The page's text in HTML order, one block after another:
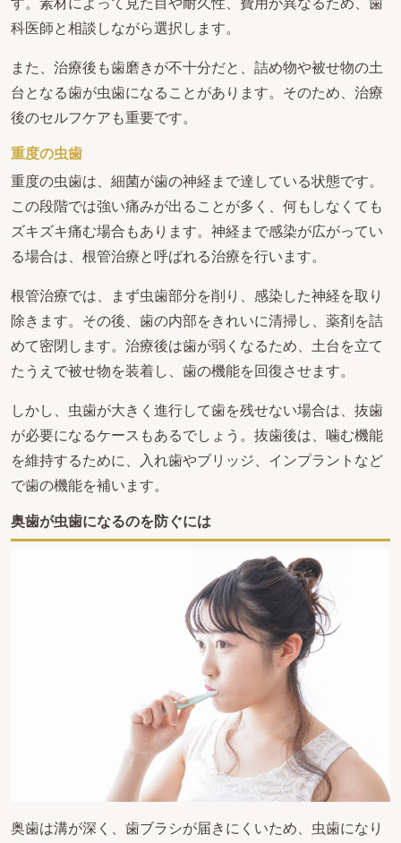
科医師と相談しながら選択します。
また、治療後も歯磨きが不十分だと、詰め物や被せ物の土
台となる歯が虫歯になることがあります。そのため、治療
後のセルフケアも重要です。
重度の虫歯
重度の虫歯は、細菌が歯の神経まで達している状態です。
この段階では強い痛みが出ることが多く、何もしなくても
ズキズキ痛む場合もあります。神経まで感染が広がってい
る場合は、根管治療と呼ばれる治療を行います。
根管治療では、まず虫歯部分を削り、感染した神経を取り
除きます。その後、歯の内部をきれいに清掃し、薬剤を詰
めて密閉します。治療後は歯が弱くなるため、土台を立て
たうえで被せ物を装着し、歯の機能を回復させます。
しかし、虫歯が大きく進行して歯を残せない場合は、抜歯
が必要になるケースもあるでしょう。抜歯後は、噛む機能
を維持するために、入れ歯やブリッジ、インプラントなど
で歯の機能を補います。
奥歯が虫歯になるのを防ぐには
奥歯は溝が深く、歯ブラシが届きにくいため、虫歯になり